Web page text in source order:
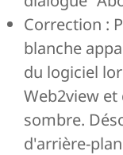
Correction :
blanche
du logiciel
Web2view
sombre.
d'arrière-